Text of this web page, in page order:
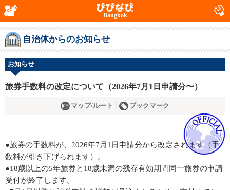
Bangkok
自治体からのお知らせ
お知らせ
旅券手数料の改定について（2026年7月1日申請分〜）
マップ/ルート ブックマーク
●旅券の手数料が、2026年7月1日申請分から改定されます（手
数料が引き下げられます）。
●18歳以上の5年旅券と18歳未満の残存有効期間同一旅券の申請
受付が終了します。